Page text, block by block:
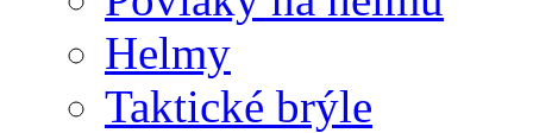
Helmy
Taktické brýle